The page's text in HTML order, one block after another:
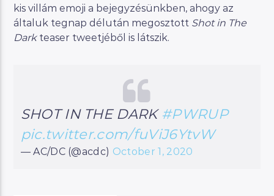
kis villám emoji a bejegyzésünkben, ahogy az
általuk tegnap délután megosztott Shot in The
Dark teaser tweetjéből is látszik.
SHOT IN THE DARK #PWRUP
pic.twitter.com/fuViJ6YtvW
— AC/DC (@acdc) October 1, 2020